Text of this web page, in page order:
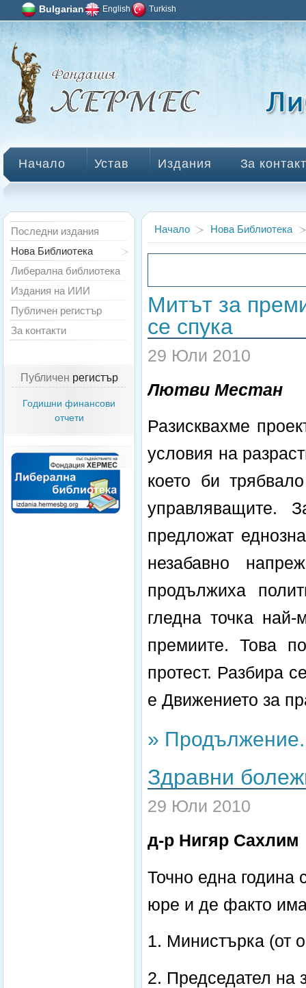
Bulgarian English Turkish
Начало Устав Издания За
Начало Нова Библиотека
Митът за
се спука
29 Юли 2010
Лютви Местан
Разисквахме
условия на
което би
управляващите.
предложат
незабавно
продължиха
гледна точка
премиите. Това
протест. Разбира
е Движението за
»
Здравни
29 Юли 2010
д-р Нигяр Сахлим
Точно една година
юре и де факто
1. Министърка (от
2. Председател на
Последни издания
Нова Библиотека
Либерална библиотека
Издания на ИИИ
Публичен регистър
За контакти
Публичен регистър
Годишни финансови
отчети